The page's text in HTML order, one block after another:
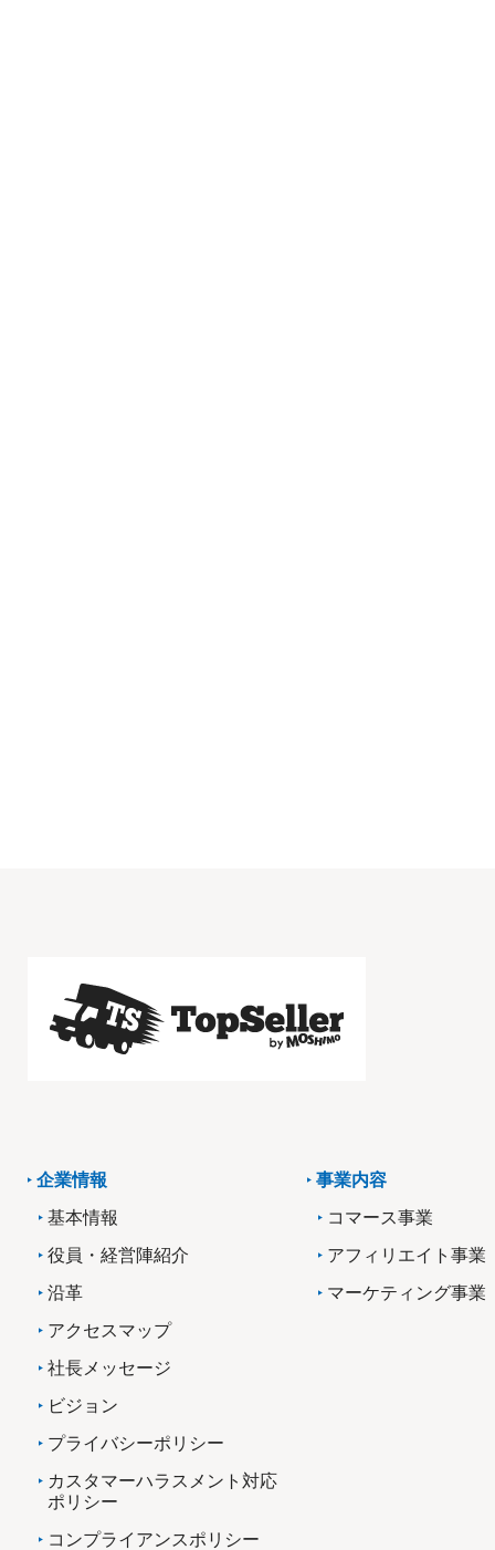
企業情報
基本情報
役員・経営陣紹介
沿革
アクセスマップ
社長メッセージ
ビジョン
プライバシーポリシー
カスタマーハラスメント対応
ポリシー
コンプライアンスポリシー
事業内容
コマース事業
アフィリエイト事業
マーケティング事業